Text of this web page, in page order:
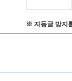
※ 자동글 방지